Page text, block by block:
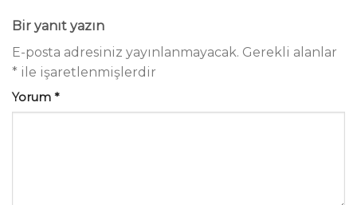
Bir yanıt yazın
E-posta adresiniz yayınlanmayacak. Gerekli alanlar
* ile işaretlenmişlerdir
Yorum *